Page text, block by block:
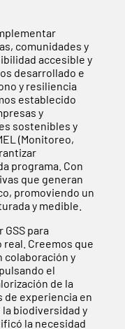
comunidades y
accesible y
desarrollado e
y resiliencia
establecido
y
sostenibles y
(Monitoreo,
programa. Con
que generan
promoviendo un
y medible.
para
Creemos que
colaboración y
el
de la
de experiencia en
biodiversidad y
la necesidad